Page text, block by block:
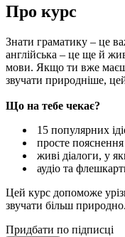
Про курс
Знати граматику – це
англійська – це ще й
мови. Якщо ти вже маєш
звучати природніше,
Що на тебе чекає?
15 популярних
просте
живі діалоги, у
аудіо та
Цей курс допоможе
звучати більш природно.
Придбати по підписці